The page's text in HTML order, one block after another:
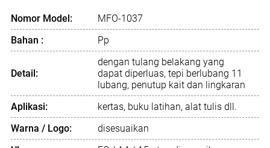
Nomor Model:
MFO-1037
Bahan :
Pp
Detail:
dengan tulang belakang yang
dapat diperluas, tepi berlubang 11
lubang, penutup kait dan lingkaran
Aplikasi:
kertas, buku latihan, alat tulis dll.
Warna / Logo:
disesuaikan